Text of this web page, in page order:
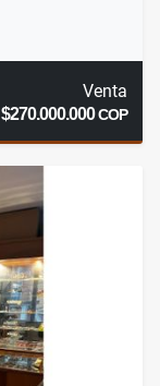
Venta
$270.000.000COP